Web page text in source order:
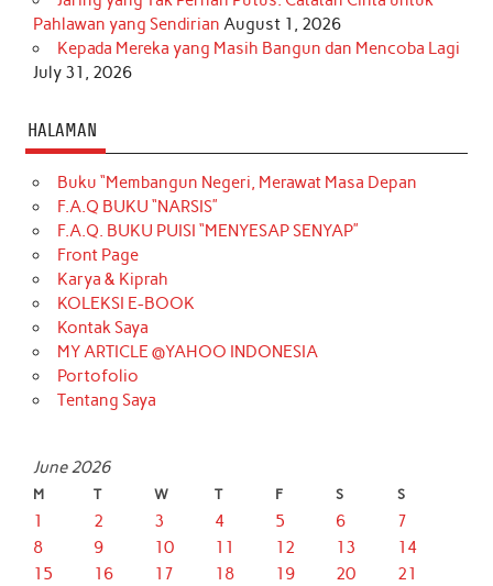
Pahlawan yang Sendirian August 1, 2026
Kepada Mereka yang Masih Bangun dan Mencoba Lagi
July 31, 2026
HALAMAN
Buku “Membangun Negeri, Merawat Masa Depan
F.A.Q BUKU “NARSIS”
F.A.Q. BUKU PUISI “MENYESAP SENYAP”
Front Page
Karya & Kiprah
KOLEKSI E-BOOK
Kontak Saya
MY ARTICLE @YAHOO INDONESIA
Portofolio
Tentang Saya
June 2026
M T W T F S S
1 2 3 4 5 6
7
8
9 10 11 12 13
14
15
16 17 18 19 20
21